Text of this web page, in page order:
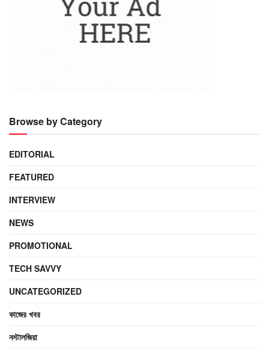
Browse by Category
EDITORIAL
FEATURED
INTERVIEW
NEWS
PROMOTIONAL
TECH SAVVY
UNCATEGORIZED
কাজের খবর
নস্টালজিয়া